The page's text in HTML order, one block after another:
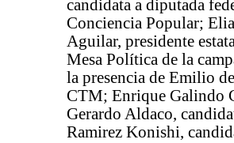
candidata a diputada
Conciencia Popular;
Aguilar, presidente
Mesa Política de la
la presencia de Emilio
CTM; Enrique Galindo
Gerardo Aldaco,
Ramirez Konishi,